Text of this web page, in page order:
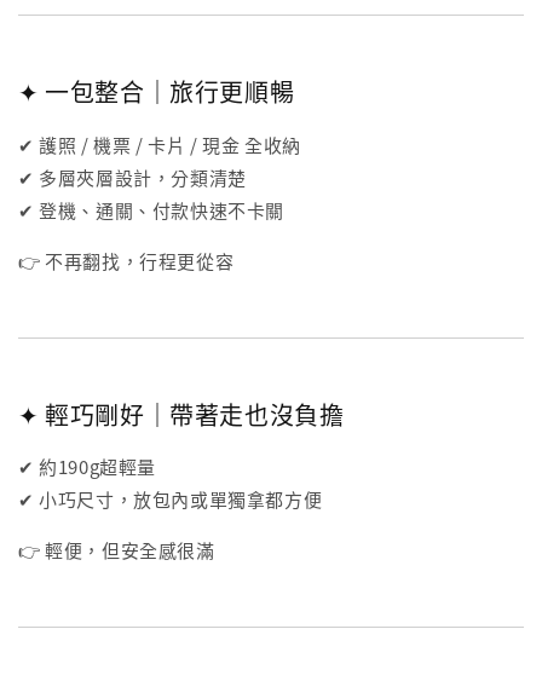
✦ 一包整合｜旅行更順暢
✔ 護照 / 機票 / 卡片 / 現金 全收納
✔ 多層夾層設計，分類清楚
✔ 登機、通關、付款快速不卡關
👉 不再翻找，行程更從容
✦ 輕巧剛好｜帶著走也沒負擔
✔ 約190g超輕量
✔ 小巧尺寸，放包內或單獨拿都方便
👉 輕便，但安全感很滿